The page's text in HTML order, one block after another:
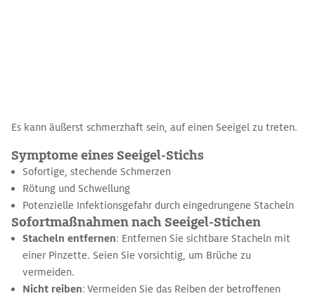
Es kann äußerst schmerzhaft sein, auf einen Seeigel zu treten.
Symptome eines Seeigel-Stichs
Sofortige, stechende Schmerzen
Rötung und Schwellung
Potenzielle Infektionsgefahr durch eingedrungene Stacheln
Sofortmaßnahmen nach Seeigel-Stichen
Stacheln entfernen: Entfernen Sie sichtbare Stacheln mit
einer Pinzette. Seien Sie vorsichtig, um Brüche zu
vermeiden.
Nicht reiben: Vermeiden Sie das Reiben der betroffenen